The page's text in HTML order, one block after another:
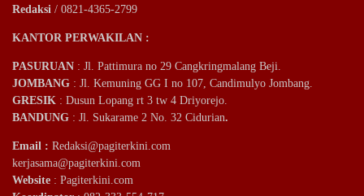
Redaksi / 0821-4365-2799
KANTOR PERWAKILAN :
PASURUAN : Jl. Pattimura no 29 Cangkringmalang Beji.
JOMBANG : Jl. Kemuning GG I no 107, Candimulyo Jombang.
GRESIK : Dusun Lopang rt 3 tw 4 Driyorejo.
BANDUNG : Jl. Sukarame 2 No. 32 Cidurian.
Email : Redaksi@pagiterkini.com
kerjasama@pagiterkini.com
Website : Pagiterkini.com